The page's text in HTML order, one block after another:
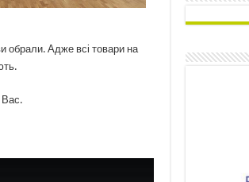
обрали. Адже всі товари на
Вас.